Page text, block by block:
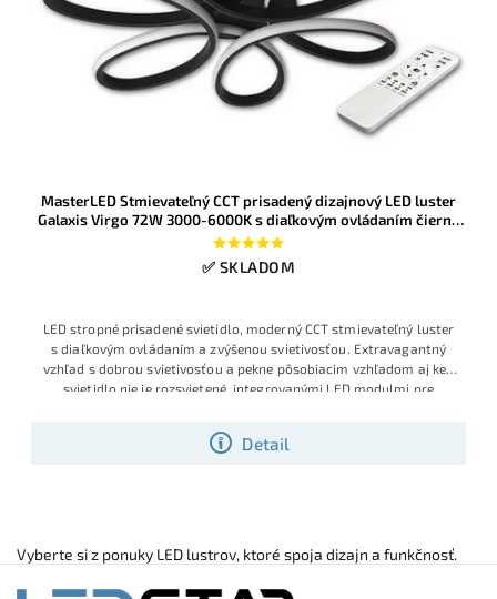
MasterLED Stmievateľný CCT prisadený dizajnový LED luster
Galaxis Virgo 72W 3000-6000K s diaľkovým ovládaním čierny
Ø58cm
✅ SKLADOM
Detail
LED stropné prisadené svietidlo, moderný CCT stmievateľný luster
s diaľkovým ovládaním a zvýšenou svietivosťou. Extravagantný
vzhľad s dobrou svietivosťou a pekne pôsobiacim vzhľadom aj keď
svietidlo nie je rozsvietené, integrovanými LED modulmi pre
Vyberte si z ponuky LED lustrov, ktoré spoja dizajn a funkčnosť.